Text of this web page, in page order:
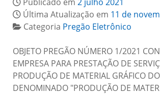
Última Atualização em 11 de
Categoria Pregão Eletrônico
OBJETO PREGÃO NÚMERO 1/2021
EMPRESA PARA PRESTAÇÃO DE
PRODUÇÃO DE MATERIAL GRÁFICO
DENOMINADO "PRODUÇÃO DE